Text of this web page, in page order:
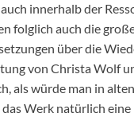
innerhalb der
folglich auch die
über die
von Christa Wolf
als würde man in
Werk natürlich